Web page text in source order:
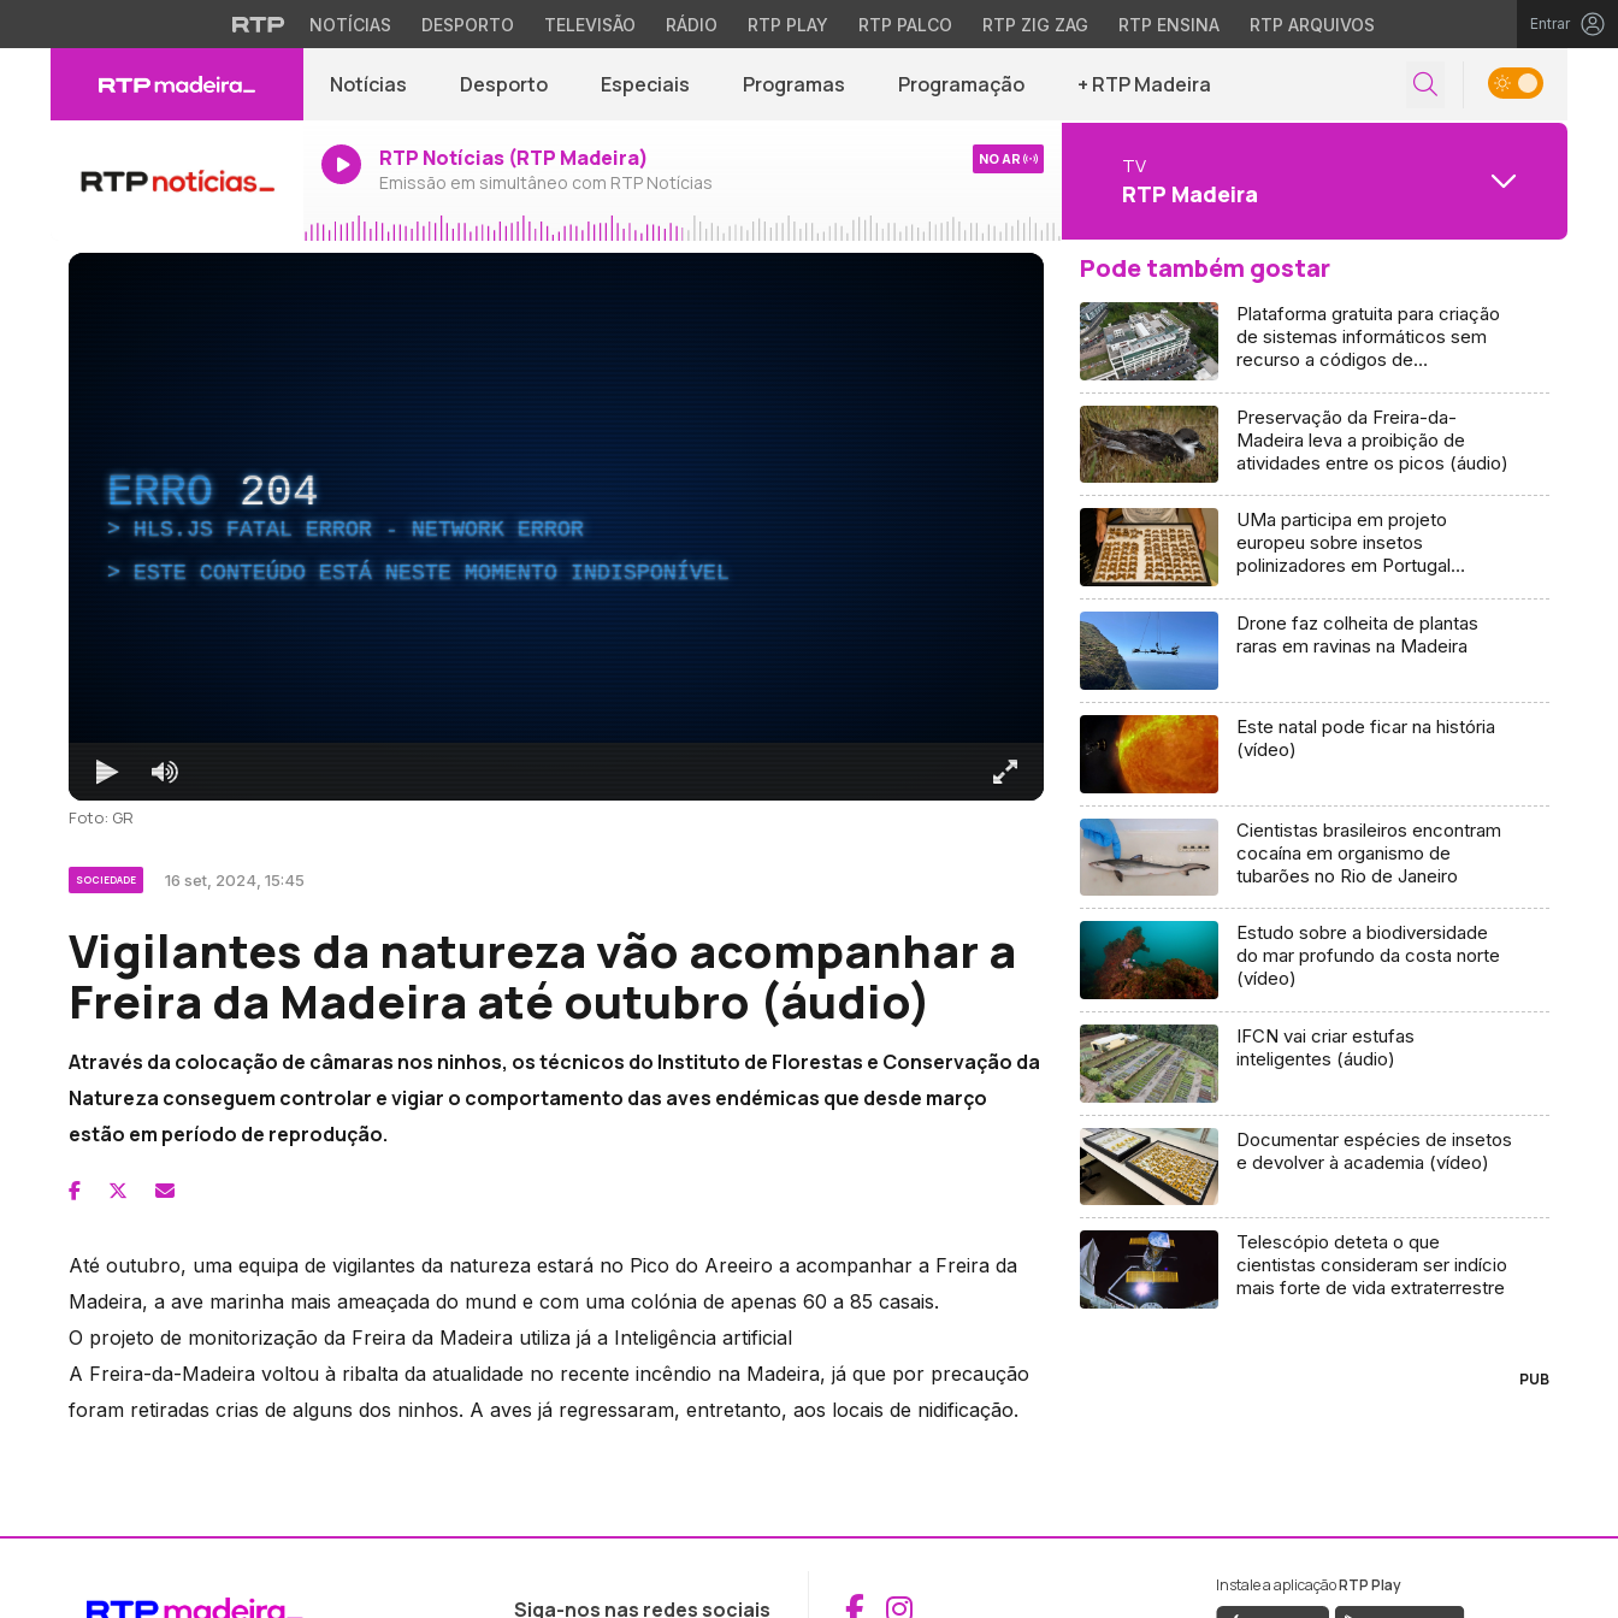
NOTÍCIAS DESPORTO TELEVISÃO RÁDIO RTP PLAY RTP PALCO RTP ZIG ZAG RTP ENSINA RTP ARQUIVOS Entrar
Notícias Desporto Especiais Programas Programação + RTP Madeira
RTP Notícias (RTP Madeira)
Emissão em simultâneo com RTP Notícias
NO AR TV
RTP Madeira
ERRO 204
HLS.JS FATAL ERROR - NETWORK ERROR
ESTE CONTEÚDO ESTÁ NESTE MOMENTO INDISPONÍVEL
Foto: GR
SOCIEDADE 16 set, 2024, 15:45
Vigilantes da natureza vão acompanhar a
Freira da Madeira até outubro (áudio)
Através da colocação de câmaras nos ninhos, os técnicos do Instituto de Florestas e Conservação da
Natureza conseguem controlar e vigiar o comportamento das aves endémicas que desde março
estão em período de reprodução.
Até outubro, uma equipa de vigilantes da natureza estará no Pico do Areeiro a acompanhar a Freira da
Madeira, a ave marinha mais ameaçada do mund e com uma colónia de apenas 60 a 85 casais.
O projeto de monitorização da Freira da Madeira utiliza já a Inteligência artificial
A Freira-da-Madeira voltou à ribalta da atualidade no recente incêndio na Madeira, já que por precaução
foram retiradas crias de alguns dos ninhos. A aves já regressaram, entretanto, aos locais de nidificação.
Pode também gostar
Plataforma gratuita para criação
de sistemas informáticos sem
recurso a códigos de
Preservação da Freira-da-
Madeira leva a proibição de
atividades entre os picos (áudio)
UMa participa em projeto
europeu sobre insetos
polinizadores em Portugal
Drone faz colheita de plantas
raras em ravinas na Madeira
Este natal pode ficar na história
(vídeo)
Cientistas brasileiros encontram
cocaína em organismo de
tubarões no Rio de Janeiro
Estudo sobre a biodiversidade
do mar profundo da costa norte
(vídeo)
IFCN vai criar estufas
inteligentes (áudio)
Documentar espécies de insetos
e devolver à academia (vídeo)
Telescópio deteta o que
cientistas consideram ser indício
mais forte de vida extraterrestre
PUB
Siga-nos nas redes sociais Aceder ao Facebook da RTP Madeira
Aceder ao Instagram da RTP Madeira
Instale a aplicaçãoRTP Play